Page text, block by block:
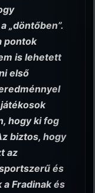
„döntőben”.
pontok
is lehetett
első
hogy ki fog
biztos, hogy
az
és
Fradinak és